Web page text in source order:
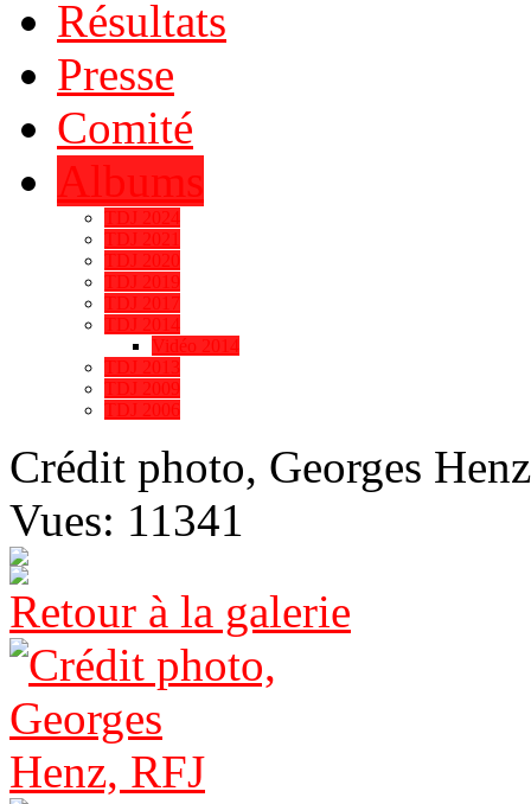
Résultats
Presse
Comité
Albums
TDJ 2024
TDJ 2021
TDJ 2020
TDJ 2019
TDJ 2017
TDJ 2014
Vidéo 2014
TDJ 2013
TDJ 2009
TDJ 2006
Crédit photo, Georges
Vues: 11341
Retour à la galerie